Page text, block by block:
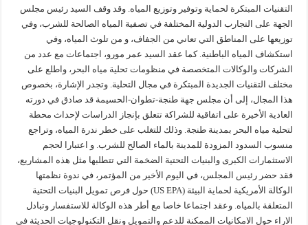
التقنيات المبتكرة لحماية وتوفير وتوزيع المياه. وقد وقف السيد رئيس مجلس
الجهة على التجارب الدولية المختلفة في تصفية المياه الصالحة للشرب، وفي
توزيعها على المناطق التي تعاني من الجفاف، و من تلوث المياه، وفي
استكشاف المياه الباطنية. كما عقد السيد عمر مورو، اجتماعات مع عدد من
الشركات والوكالات المتخصصة في منظومات تحلية مياه البحر، واطلع على
مختلف التقنيات الجديدة المبتكرة في مجال التحلية. وتجدر الإشارة، بخصوص
هذا المجال، إلى أن مجلس جهة طنجة-تطوان-الحسيمة قد صادق في دورته
العادية الأخيرة على اتفاقية للشراكة تتعلق بإنجاز الدراسات لإحداث محطة
لتحلية مياه البحر بمدينة طنجة. وذلك للتغلب على خطر ندرة المياه، وتراجع
منسوب السدود المزودة للمدينة بالماء الصالح للشرب. و اعتبارا لحجم
الاستثمارات الكبرى والبنيات التحتية الضخمة التي تتطلبها مثل هذه المشاريع،
فقد حضر رئيس المجلس، في اليوم الأخير من المؤتمر، في ندوة نظمتها
الوكالة الأمريكية لحماية البيئة (US EPA) حول فرص تمويل البنيات التحتية
المتعلقة بالمياه. وعقد اجتماعا خاصا مع أطر هذه الوكالة للاستفسار وتبادل
الاراء حول الامكانيات الممكنة للدعم والتمويل ونقل التكنولوجيات الحديثة في